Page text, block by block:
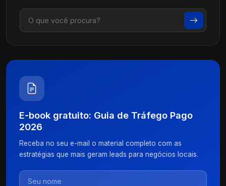
E-book gratuito: Guia de Tráfego Pago
2026
Receba no seu e-mail o material completo com as
estratégias que mais geram leads para negócios locais.